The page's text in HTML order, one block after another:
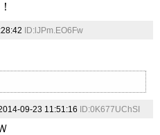
ID:lJPm.EO6Fw
09-23 11:51:16 ID:0K677UChSI